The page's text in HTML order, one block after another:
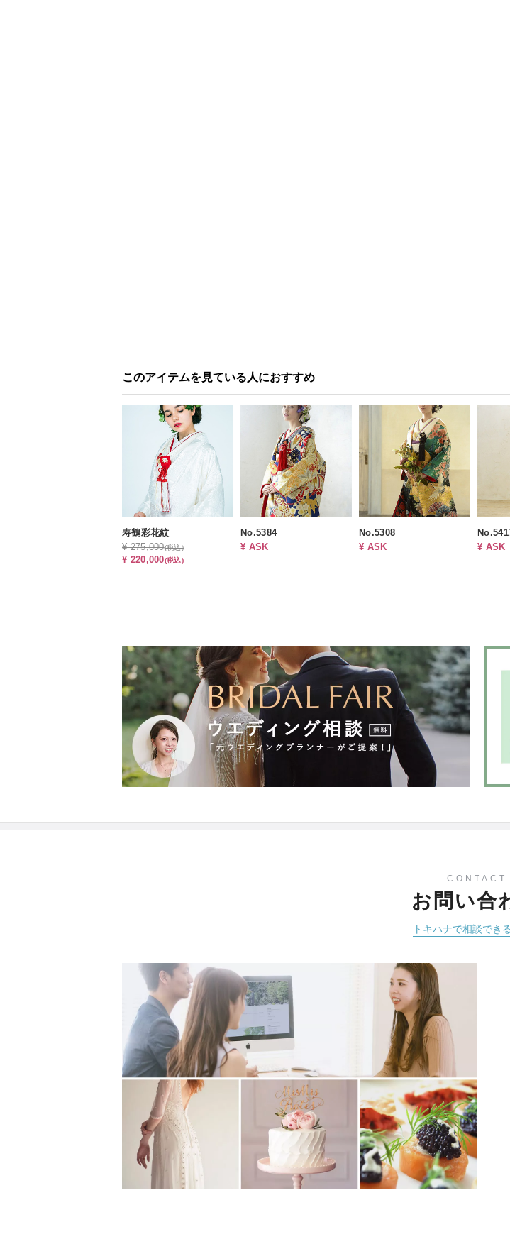
このアイテムを見ている人におすすめ
寿鶴彩花紋
¥ 275,000(税込)
¥ 220,000(税込)
No.5384
¥ ASK
No.5308
¥ ASK
¥ ASK
CONTACT
お問い合
トキハナで相談でき